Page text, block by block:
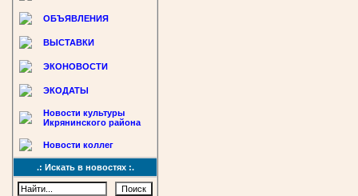
ОБЪЯВЛЕНИЯ
ВЫСТАВКИ
ЭКОНОВОСТИ
ЭКОДАТЫ
Новости культуры
Икрянинского района
Новости коллег
.: Искать в новостях :.